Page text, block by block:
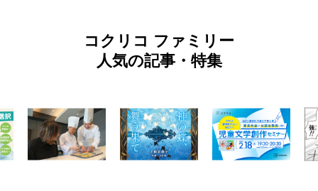
コクリコ ファミリー
人気の記事・特集